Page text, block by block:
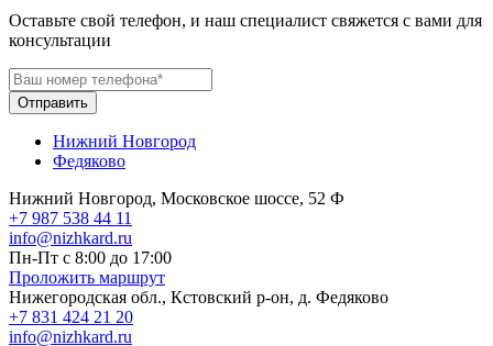
Оставьте свой телефон, и наш специалист свяжется с вами для
консультации
Отправить
Нижний Новгород
Федяково
Нижний Новгород, Московское шоссе, 52 Ф
+7 987 538 44 11
info@nizhkard.ru
Пн-Пт с 8:00 до 17:00
Проложить маршрут
Нижегородская обл., Кстовский р-он, д. Федяково
+7 831 424 21 20
info@nizhkard.ru